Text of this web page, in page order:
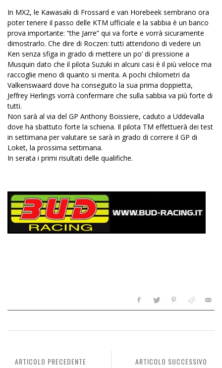
In MX2, le Kawasaki di Frossard e van Horebeek sembrano ora
poter tenere il passo delle KTM ufficiale e la sabbia è un banco
prova importante: “the Jarre” qui va forte e vorrà sicuramente
dimostrarlo. Che dire di Roczen: tutti attendono di vedere un
Ken senza sfiga in grado di mettere un po’ di pressione a
Musquin dato che il pilota Suzuki in alcuni casi è il più veloce ma
raccoglie meno di quanto si merita. A pochi chilometri da
Valkenswaard dove ha conseguito la sua prima doppietta,
Jeffrey Herlings vorrà confermare che sulla sabbia va più forte di
tutti.
Non sarà al via del GP Anthony Boissiere, caduto a Uddevalla
dove ha sbattuto forte la schiena. Il pilota TM effettuerà dei test
in settimana per valutare se sarà in grado di correre il GP di
Loket, la prossima settimana.
In serata i primi risultati delle qualifiche.
ARTICOLO SUCCESSIVO
ARTICOLO PRECEDENTE